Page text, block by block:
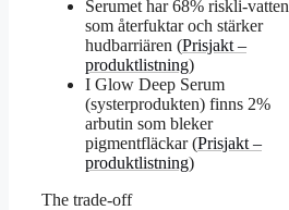
Serumet har 68% riskli-vatten
som återfuktar och stärker
hudbarriären (Prisjakt –
produktlistning)
I Glow Deep Serum
(systerprodukten) finns 2%
arbutin som bleker
pigmentfläckar (Prisjakt –
produktlistning)
The trade-off